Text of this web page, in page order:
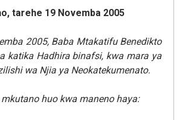
tarehe 19 Novemba 2005
2005, Baba Mtakatifu Benedikto
katika Hadhira binafsi, kwa mara ya
wa Njia ya Neokatekumenato.
huo kwa maneno haya: